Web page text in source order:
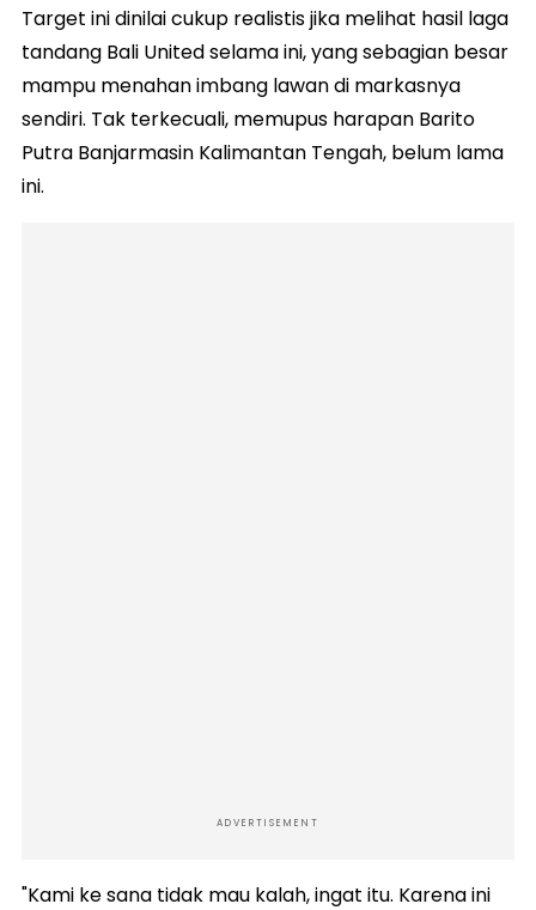
Target ini dinilai cukup realistis jika melihat hasil laga
tandang Bali United selama ini, yang sebagian besar
mampu menahan imbang lawan di markasnya
sendiri. Tak terkecuali, memupus harapan Barito
Putra Banjarmasin Kalimantan Tengah, belum lama
ini.
ADVERTISEMENT
"Kami ke sana tidak mau kalah, ingat itu. Karena ini